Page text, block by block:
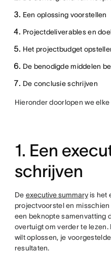
Een oplossing voorstellen
Projectdeliverables en
Het projectbudget
De benodigde middelen
De conclusie schrijven
Hieronder doorlopen we
1. Een
schrijven
De executive summaryis het
projectvoorstel en
een beknopte samenvatting
overtuigt om verder te
wilt oplossen, je
resultaten.